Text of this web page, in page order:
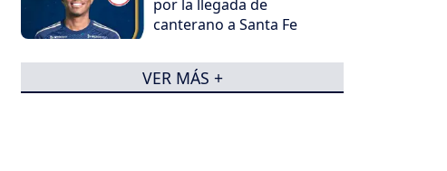
por la llegada de
canterano a Santa Fe
VER MÁS +